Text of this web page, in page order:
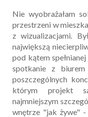
Nie wyobrażałam
przestrzeni w
z wizualizacjami.
największą
pod kątem
spotkanie z
poszczególnych
którym projekt
najmniejszym
wnętrze "jak żywe"